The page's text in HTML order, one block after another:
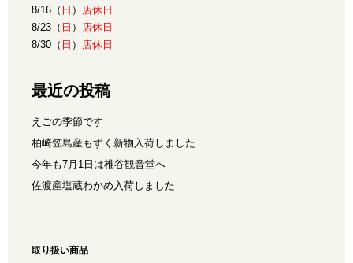
8/16（ 日 ）
店休日
8/23（ 日 ）
店休日
8/30（ 日 ） 店休日
最近の投稿
えごの季節です
柏崎笠島産もずく新物入荷しました
今年も7月1日は椎谷観音堂へ
佐渡産塩蔵わかめ入荷しました
取り扱い商品